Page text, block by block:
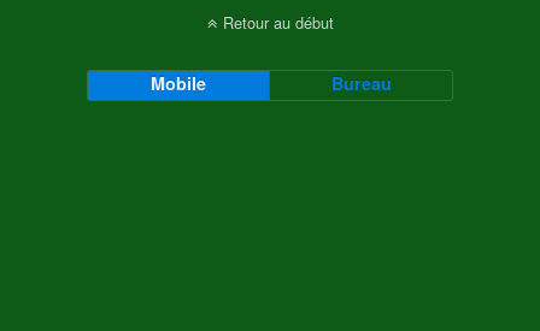
Retour au début
Mobile Bureau